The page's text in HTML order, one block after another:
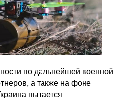
по дальнейшей военной
а также на фоне
пытается